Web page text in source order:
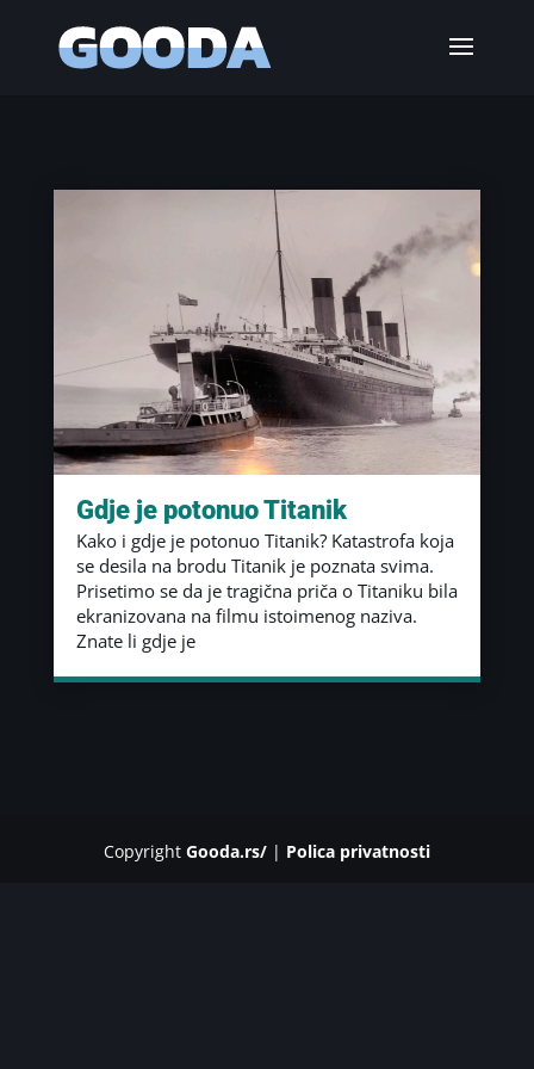
Gdje je potonuo Titanik
Kako i gdje je potonuo Titanik? Katastrofa koja
se desila na brodu Titanik je poznata svima.
Prisetimo se da je tragična priča o Titaniku bila
ekranizovana na filmu istoimenog naziva.
Znate li gdje je
Copyright Gooda.rs/| Polica privatnosti